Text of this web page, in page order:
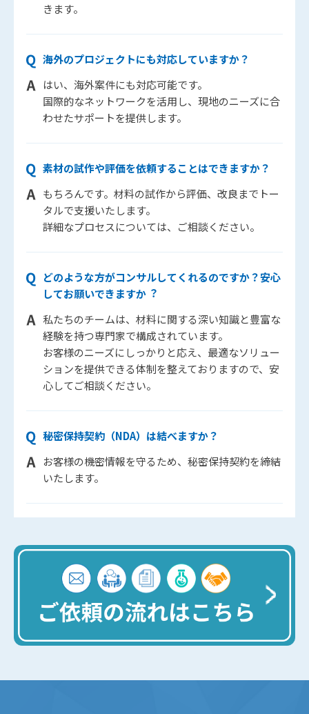
きます。
海外のプロジェクトにも対応していますか？
はい、海外案件にも対応可能です。
国際的なネットワークを活用し、現地のニーズに合
わせたサポートを提供します。
素材の試作や評価を依頼することはできますか？
もちろんです。材料の試作から評価、改良までトー
タルで支援いたします。
詳細なプロセスについては、ご相談ください。
どのような方がコンサルしてくれるのですか？安心
してお願いできますか︖
私たちのチームは、材料に関する深い知識と豊富な
経験を持つ専門家で構成されています。
お客様のニーズにしっかりと応え、最適なソリュー
ションを提供できる体制を整えておりますので、安
心してご相談ください。
秘密保持契約（NDA）は結べますか？
お客様の機密情報を守るため、秘密保持契約を締結
いたします。